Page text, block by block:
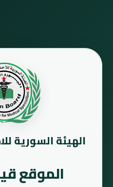
الهيئة السورية
الموقع